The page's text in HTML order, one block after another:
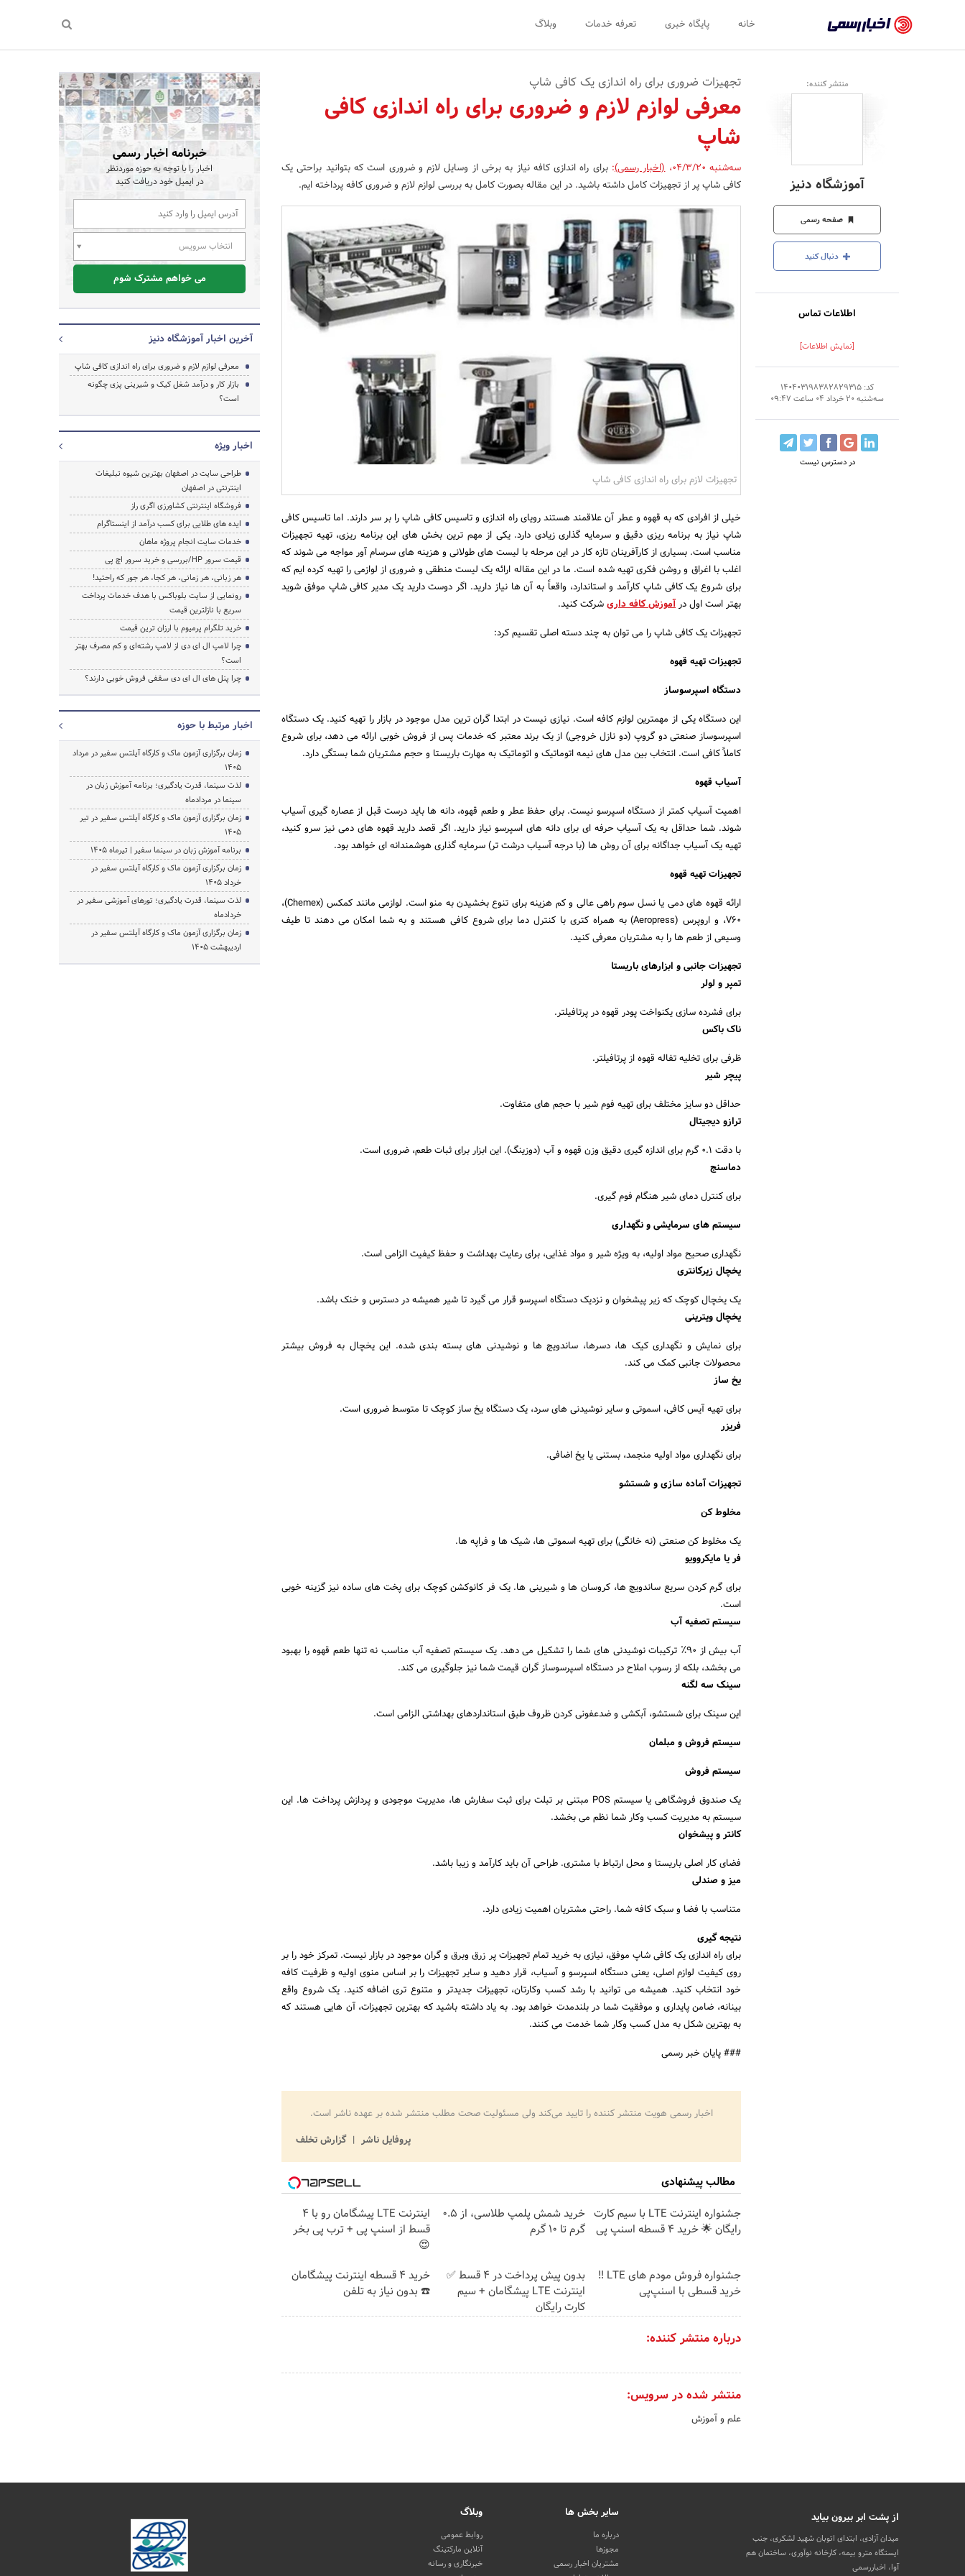
رسمی
-
اخبار
شرکت‌ها،
سازمان‌ها
و
روابط
عمومی‌ها
خانه پایگاه خبری تعرفه خدمات وبلاگ
منتشر کننده:
آموزشگاه دنیز
صفحه رسمی
دنبال کنید
اطلاعات تماس
[نمایش اطلاعات]
کد: 140403198382829315
سه‌شنبه 20 خرداد 04 ساعت 09:47
در دسترس نیست
تجهیزات ضروری برای راه اندازی یک کافی شاپ
معرفی لوازم لازم و ضروری برای راه اندازی کافی
شاپ
سه‌شنبه 04/3/20 ،(اخبار رسمی):برای راه اندازی کافه نیاز به برخی از وسایل لازم و ضروری است که بتوانید براحتی یک
کافی شاپ پر از تجهیزات کامل داشته باشید. در این مقاله بصورت کامل به بررسی لوازم لازم و ضروری کافه پرداخته ایم.
تجهیزات لازم برای راه اندازی کافی شاپ
خیلی از افرادی که به قهوه و عطر آن علاقمند هستند رویای راه اندازی و تاسیس کافی شاپ را بر سر دارند. اما تاسیس کافی
شاپ نیاز به برنامه ریزی دقیق و سرمایه گذاری زیادی دارد. یکی از مهم ترین بخش های این برنامه ریزی، تهیه تجهیزات
مناسب است. بسیاری از کارآفرینان تازه کار در این مرحله با لیست های طولانی و هزینه های سرسام آور مواجه می شوند که
اغلب با اغراق و روشن فکری تهیه شده است. ما در این مقاله ارائه یک لیست منطقی و ضروری از لوازمی را تهیه کرده ایم که
برای شروع یک کافی شاپ کارآمد و استاندارد، واقعاً به آن ها نیاز دارید. اگر دوست دارید یک مدیر کافی شاپ موفق شوید
بهتر است اول درآموزش کافه داریشرکت کنید.
تجهیزات یک کافی شاپ را می توان به چند دسته اصلی تقسیم کرد:
تجهیزات تهیه قهوه
دستگاه اسپرسوساز
این دستگاه یکی از مهمترین لوازم کافه است. نیازی نیست در ابتدا گران ترین مدل موجود در بازار را تهیه کنید. یک دستگاه
اسپرسوساز صنعتی دو گروپ (دو نازل خروجی) از یک برند معتبر که خدمات پس از فروش خوبی ارائه می دهد، برای شروع
کاملاً کافی است. انتخاب بین مدل های نیمه اتوماتیک و اتوماتیک به مهارت باریستا و حجم مشتریان شما بستگی دارد.
آسیاب قهوه
اهمیت آسیاب کمتر از دستگاه اسپرسو نیست. برای حفظ عطر و طعم قهوه، دانه ها باید درست قبل از عصاره گیری آسیاب
شوند. شما حداقل به یک آسیاب حرفه ای برای دانه های اسپرسو نیاز دارید. اگر قصد دارید قهوه های دمی نیز سرو کنید،
تهیه یک آسیاب جداگانه برای آن روش ها (با درجه آسیاب درشت تر) سرمایه گذاری هوشمندانه ای خواهد بود.
تجهیزات تهیه قهوه
ارائه قهوه های دمی یا نسل سوم راهی عالی و کم هزینه برای تنوع بخشیدن به منو است. لوازمی مانند کمکس (Chemex)،
V60، و اروپرس (Aeropress) به همراه کتری با کنترل دما برای شروع کافی هستند و به شما امکان می دهند تا طیف
وسیعی از طعم ها را به مشتریان معرفی کنید.
تجهیزات جانبی و ابزارهای باریستا
تمپر و لولر
برای فشرده سازی یکنواخت پودر قهوه در پرتافیلتر.
ناک باکس
ظرفی برای تخلیه تفاله قهوه از پرتافیلتر.
پیچر شیر
حداقل دو سایز مختلف برای تهیه فوم شیر با حجم های متفاوت.
ترازو دیجیتال
با دقت ۰.۱ گرم برای اندازه گیری دقیق وزن قهوه و آب (دوزینگ). این ابزار برای ثبات طعم، ضروری است.
دماسنج
برای کنترل دمای شیر هنگام فوم گیری.
سیستم های سرمایشی و نگهداری
نگهداری صحیح مواد اولیه، به ویژه شیر و مواد غذایی، برای رعایت بهداشت و حفظ کیفیت الزامی است.
یخچال زیرکانتری
یک یخچال کوچک که زیر پیشخوان و نزدیک دستگاه اسپرسو قرار می گیرد تا شیر همیشه در دسترس و خنک باشد.
یخچال ویترینی
برای نمایش و نگهداری کیک ها، دسرها، ساندویچ ها و نوشیدنی های بسته بندی شده. این یخچال به فروش بیشتر
محصولات جانبی کمک می کند.
یخ ساز
برای تهیه آیس کافی، اسموتی و سایر نوشیدنی های سرد، یک دستگاه یخ ساز کوچک تا متوسط ضروری است.
فریزر
برای نگهداری مواد اولیه منجمد، بستنی یا یخ اضافی.
تجهیزات آماده سازی و شستشو
مخلوط کن
یک مخلوط کن صنعتی (نه خانگی) برای تهیه اسموتی ها، شیک ها و فراپه ها.
فر یا مایکروویو
برای گرم کردن سریع ساندویچ ها، کروسان ها و شیرینی ها. یک فر کانوکشن کوچک برای پخت های ساده نیز گزینه خوبی
است.
سیستم تصفیه آب
آب بیش از ۹۰٪ ترکیبات نوشیدنی های شما را تشکیل می دهد. یک سیستم تصفیه آب مناسب نه تنها طعم قهوه را بهبود
می بخشد، بلکه از رسوب املاح در دستگاه اسپرسوساز گران قیمت شما نیز جلوگیری می کند.
سینک سه لگنه
این سینک برای شستشو، آبکشی و ضدعفونی کردن ظروف طبق استانداردهای بهداشتی الزامی است.
سیستم فروش و مبلمان
سیستم فروش
یک صندوق فروشگاهی یا سیستم POS مبتنی بر تبلت برای ثبت سفارش ها، مدیریت موجودی و پردازش پرداخت ها. این
سیستم به مدیریت کسب وکار شما نظم می بخشد.
کانتر و پیشخوان
فضای کار اصلی باریستا و محل ارتباط با مشتری. طراحی آن باید کارآمد و زیبا باشد.
میز و صندلی
متناسب با فضا و سبک کافه شما. راحتی مشتریان اهمیت زیادی دارد.
نتیجه گیری
برای راه اندازی یک کافی شاپ موفق، نیازی به خرید تمام تجهیزات پر زرق وبرق و گران موجود در بازار نیست. تمرکز خود را بر
روی کیفیت لوازم اصلی، یعنی دستگاه اسپرسو و آسیاب، قرار دهید و سایر تجهیزات را بر اساس منوی اولیه و ظرفیت کافه
خود انتخاب کنید. همیشه می توانید با رشد کسب وکارتان، تجهیزات جدیدتر و متنوع تری اضافه کنید. یک شروع واقع
بینانه، ضامن پایداری و موفقیت شما در بلندمدت خواهد بود. به یاد داشته باشید که بهترین تجهیزات، آن هایی هستند که
به بهترین شکل به مدل کسب وکار شما خدمت می کنند.
### پایان خبر رسمی
اخبار رسمی هویت منتشر کننده را تایید می‌کند ولی مسئولیت صحت مطلب منتشر شده بر عهده ناشر است.
پروفایل ناشر
گزارش تخلف
مطالب پیشنهادی
جشنواره اینترنت LTE با سیم کارت
رایگان 🌟 خرید 4 قسطه اسنپ پی
خرید شمش پلمپ طلاسی، از ۰.۵
گرم تا ۱۰ گرم
اینترنت LTE پیشگامان رو با 4
قسط از اسنپ پی + ترب پی بخر
😍
جشنواره فروش مودم های LTE ‼️
خرید قسطی با اسنپ‌پی
بدون پیش پرداخت در 4 قسط ✅
اینترنت LTE پیشگامان + سیم
کارت رایگان
خرید 4 قسطه اینترنت پیشگامان
☎️ بدون نیاز به تلفن
درباره منتشر کننده:
منتشر شده در سرویس:
علم و آموزش
خبرنامه اخبار رسمی
اخبار را با توجه به حوزه موردنظر
در ایمیل خود دریافت کنید
انتخاب سرویس
می خواهم مشترک شوم
آخرین اخبار آموزشگاه دنیز
معرفی لوازم لازم و ضروری برای راه اندازی کافی شاپ
بازار کار و درآمد شغل کیک و شیرینی پزی چگونه
است؟
اخبار ویژه
طراحی سایت در اصفهان بهترین شیوه تبلیغات
اینترنتی در اصفهان
فروشگاه اینترنتی کشاورزی اگری راز
ایده های طلایی برای کسب درآمد از اینستاگرام
خدمات سایت انجام پروژه ماهان
قیمت سرور HP/بررسی و خرید سرور اچ پی
هر زبانی، هر زمانی، هر کجا، هر جور که راحتید!
رونمایی از سایت بلوباکس با هدف خدمات پرداخت
سریع با نازلترین قیمت
خرید تلگرام پرمیوم با ارزان ترین قیمت
چرا لامپ ال ای دی از لامپ رشته‌ای و کم مصرف بهتر
است؟
چرا پنل های ال ای دی سقفی فروش خوبی دارند؟
اخبار مرتبط با حوزه
زمان برگزاری آزمون ماک و کارگاه آیلتس سفیر در مرداد
1405
لذت سینما، قدرت یادگیری؛ برنامه آموزش زبان در
سینما در مردادماه
زمان برگزاری آزمون ماک و کارگاه آیلتس سفیر در تیر
1405
برنامه آموزش زبان در سینما سفیر | تیرماه ۱۴۰۵
زمان برگزاری آزمون ماک و کارگاه آیلتس سفیر در
خرداد 1405
لذت سینما، قدرت یادگیری؛ تورهای آموزشی سفیر در
خردادماه
زمان برگزاری آزمون ماک و کارگاه آیلتس سفیر در
اردیبهشت 1405
از پشت ابر بیرون بیاید
میدان آزادی، ابتدای اتوبان شهید لشکری، جنب
ایستگاه مترو بیمه، کارخانه نوآوری، ساختمان هم
آوا، اخباررسمی
سایر بخش ها
درباره ما
مجوزها
مشتریان اخبار رسمی
وبلاگ
روابط عمومی
آنلاین مارکتینگ
خبرنگاری و رسانه